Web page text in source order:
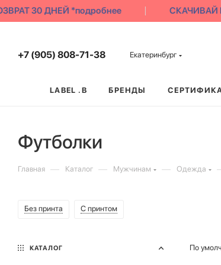
30 ДНЕЙ *подробнее СКАЧИВАЙ
+7 (905) 808-71-38 Екатеринбург
LABEL .B БРЕНДЫ
Футболки
Главная — Каталог — Мужчинам — Одежда
Без принта С принтом
По
КАТАЛОГ